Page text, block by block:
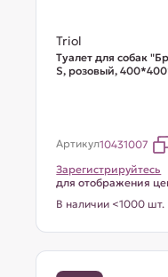
Triol
Туалет для собак
S, розовый,
Артикул10431007
Зарегистрируйтесь
для отображения
В наличии <1000 шт.